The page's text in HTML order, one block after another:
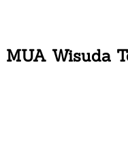
MUA Wisuda